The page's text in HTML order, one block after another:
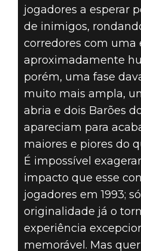
jogadores a esperar
de inimigos,
corredores com uma
aproximadamente
porém, uma fase
muito mais ampla,
abria e dois Barões
apareciam para
maiores e piores do
É impossível
impacto que esse
jogadores em 1993;
originalidade já o
experiência
memorável. Mas